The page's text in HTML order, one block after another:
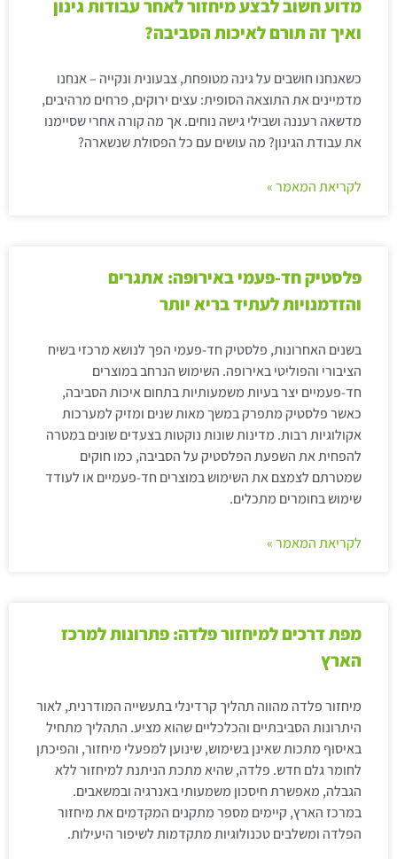
מדוע חשוב לבצע מיחזור לאחר עבודות גינון
ואיך זה תורם לאיכות הסביבה?
כשאנחנו חושבים על גינה מטופחת, צבעונית ונקייה – אנחנו
מדמיינים את התוצאה הסופית: עצים ירוקים, פרחים מרהיבים,
מדשאה רעננה ושבילי גישה נוחים. אך מה קורה אחרי שסיימנו
את עבודת הגינון? מה עושים עם כל הפסולת שנשארה?
לקריאת המאמר »
פלסטיק חד-פעמי באירופה: אתגרים
והזדמנויות לעתיד בריא יותר
בשנים האחרונות, פלסטיק חד-פעמי הפך לנושא מרכזי בשיח
הציבורי והפוליטי באירופה. השימוש הנרחב במוצרים
חד-פעמיים יצר בעיות משמעותיות בתחום איכות הסביבה,
כאשר פלסטיק מתפרק במשך מאות שנים ומזיק למערכות
אקולוגיות רבות. מדינות שונות נוקטות בצעדים שונים במטרה
להפחית את השפעת הפלסטיק על הסביבה, כמו חוקים
שמטרתם לצמצם את השימוש במוצרים חד-פעמיים או לעודד
שימוש בחומרים מתכלים.
לקריאת המאמר »
מפת דרכים למיחזור פלדה: פתרונות למרכז
הארץ
מיחזור פלדה מהווה תהליך קרדינלי בתעשייה המודרנית, לאור
היתרונות הסביבתיים והכלכליים שהוא מציע. התהליך מתחיל
באיסוף מתכות שאינן בשימוש, שינוען למפעלי מיחזור, והפיכתן
לחומר גלם חדש. פלדה, שהיא מתכת הניתנת למיחזור ללא
הגבלה, מאפשרת חיסכון משמעותי באנרגיה ובמשאבים.
במרכז הארץ, קיימים מספר מתקנים המקדמים את מיחזור
הפלדה ומשלבים טכנולוגיות מתקדמות לשיפור היעילות.